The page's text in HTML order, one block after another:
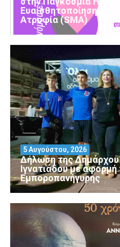
Ευαισθητοποίησης
Ατροφία (SMA)
Δήλωση της Δημάρχου
Ιγνατιάδου με αφορμή
Εμποροπανήγυρης
5 Αυγούστου, 2026